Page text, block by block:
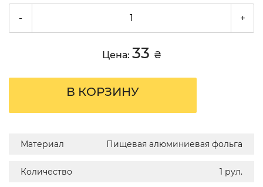
- +
Цена: 33 ₴
В КОРЗИНУ
Материал Пищевая алюминиевая фольга
Количество 1 рул.